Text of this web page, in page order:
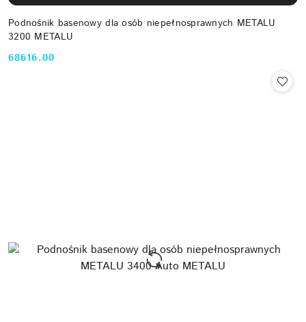
Podnośnik basenowy dla osób niepełnosprawnych METALU
3200 METALU
Cena:
68616.00